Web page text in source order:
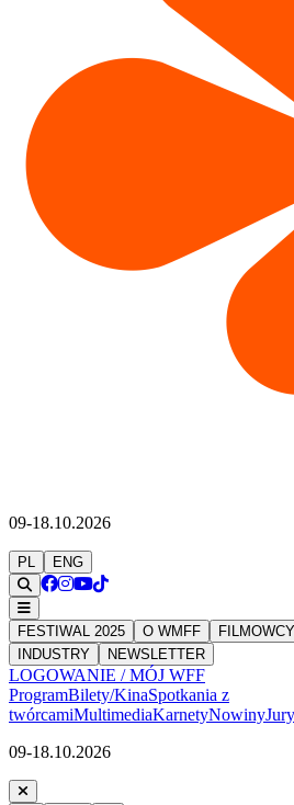
09-18.10.2026
PL ENG
FESTIWAL 2025 O WMFF FILMOWCY
INDUSTRY
NEWSLETTER
LOGOWANIE / MÓJ WFF
ProgramBilety/KinaSpotkania z
twórcamiMultimediaKarnetyNowinyJury
09-18.10.2026